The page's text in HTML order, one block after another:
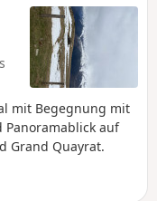
mit Begegnung mit
Panoramablick auf
Grand Quayrat.